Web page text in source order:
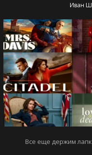
Иван
Все еще держим